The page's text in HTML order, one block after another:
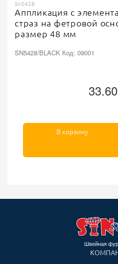
Sn5428
Аппликация с
страз на фетровой
размер 48 мм
SN5428/BLACK Код: 09001
В корзину
Швейная